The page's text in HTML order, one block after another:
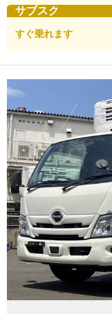
サブスク
すぐ乗れます